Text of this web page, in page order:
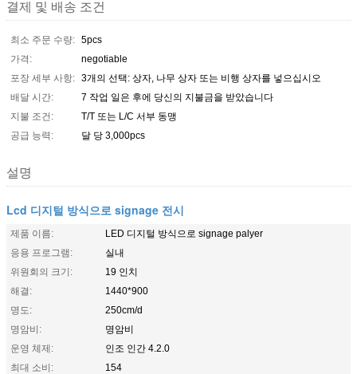
결제 및 배송 조건
최소 주문 수량: 5pcs
가격:
negotiable
포장 세부 사항: 3개의 선택: 상자, 나무 상자 또는 비행 상자를 넣으십시오
배달 시간:
7 작업 일은 후에 당신의 지불금을 받았습니다
지불 조건:
T/T 또는 L/C 서부 동맹
공급 능력:
달 당 3,000pcs
설명
Lcd 디지털 방식으로 signage 전시
제품 이름:
LED 디지털 방식으로 signage palyer
응용 프로그램:
실내
위원회의 크기:
19 인치
해결:
1440*900
명도:
250cm/d
명암비:
명암비
운영 체제:
인조 인간 4.2.0
최대 소비:
154